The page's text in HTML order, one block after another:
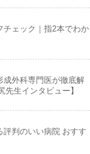
チェック｜指2本でわか
成外科専門医が徹底解
先生インタビュー】
判のいい病院 おすす